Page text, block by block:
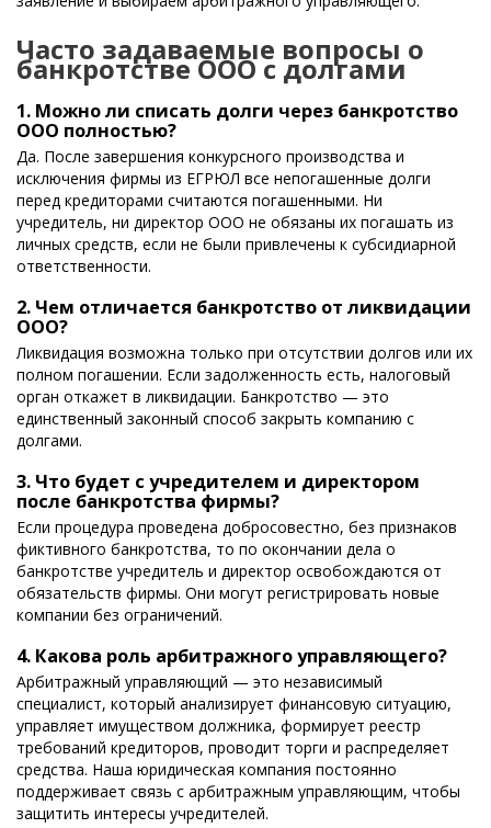
Часто задаваемые вопросы о
банкротстве ООО с долгами
1. Можно ли списать долги через банкротство
ООО полностью?
Да. После завершения конкурсного производства и
исключения фирмы из ЕГРЮЛ все непогашенные долги
перед кредиторами считаются погашенными. Ни
учредитель, ни директор ООО не обязаны их погашать из
личных средств, если не были привлечены к субсидиарной
ответственности.
2. Чем отличается банкротство от ликвидации
ООО?
Ликвидация возможна только при отсутствии долгов или их
полном погашении. Если задолженность есть, налоговый
орган откажет в ликвидации. Банкротство — это
единственный законный способ закрыть компанию с
долгами.
3. Что будет с учредителем и директором
после банкротства фирмы?
Если процедура проведена добросовестно, без признаков
фиктивного банкротства, то по окончании дела о
банкротстве учредитель и директор освобождаются от
обязательств фирмы. Они могут регистрировать новые
компании без ограничений.
4. Какова роль арбитражного управляющего?
Арбитражный управляющий — это независимый
специалист, который анализирует финансовую ситуацию,
управляет имуществом должника, формирует реестр
требований кредиторов, проводит торги и распределяет
средства. Наша юридическая компания постоянно
поддерживает связь с арбитражным управляющим, чтобы
защитить интересы учредителей.